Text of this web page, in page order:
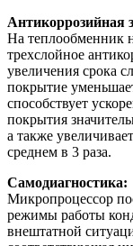
Антикоррозийная
На теплообменник
трехслойное
увеличения срока
покрытие
способствует
покрытия
а также
среднем в 3 раза.
Самодиагностика:
Микропроцессор
режимы работы
внештатной